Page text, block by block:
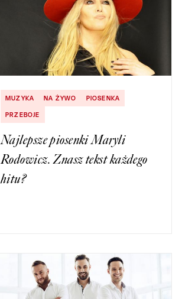
MUZYKA NA ŻYWO
PIOSENKA
PRZEBOJE
Najlepsze piosenki Maryli
Rodowicz. Znasz tekst każdego
hitu?